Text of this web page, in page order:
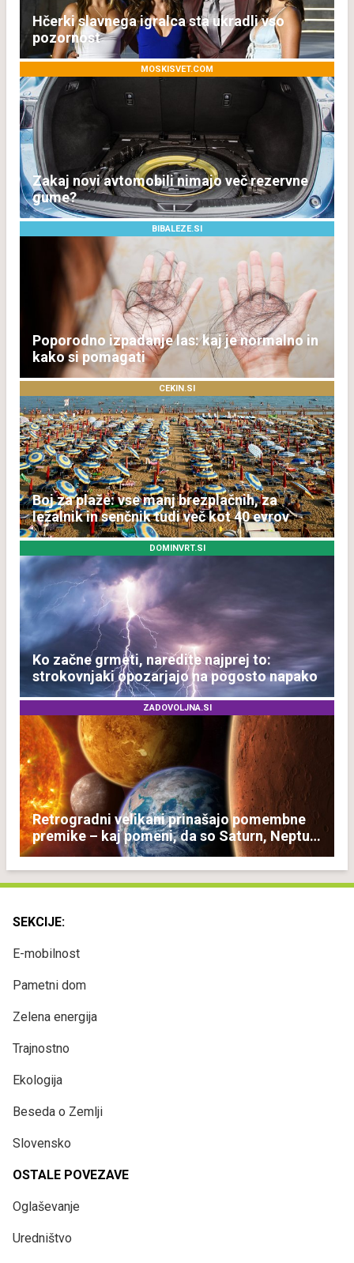
Hčerki slavnega igralca sta ukradli vso
pozornost
MOSKISVET.COM
Zakaj novi avtomobili nimajo več rezervne
gume?
BIBALEZE.SI
Poporodno izpadanje las: kaj je normalno in
kako si pomagati
CEKIN.SI
Boj za plaže: vse manj brezplačnih, za
ležalnik in senčnik tudi več kot 40 evrov
DOMINVRT.SI
Ko začne grmeti, naredite najprej to:
strokovnjaki opozarjajo na pogosto napako
ZADOVOLJNA.SI
Retrogradni velikani prinašajo pomembne
premike – kaj pomeni, da so Saturn, Neptun
in Pluton hkrati retrogradni?
SEKCIJE:
E-mobilnost
Pametni dom
Zelena energija
Trajnostno
Ekologija
Beseda o Zemlji
Slovensko
OSTALE POVEZAVE
Oglaševanje
Uredništvo